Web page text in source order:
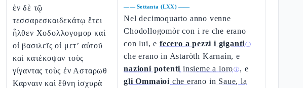
ἐν δὲ τῷ
τεσσαρεσκαιδεκάτῳ ἔτει
ἦλθεν Χοδολλογομορ καὶ
οἱ βασιλεῖς οἱ μετ’ αὐτοῦ
καὶ κατέκοψαν τοὺς
γίγαντας τοὺς ἐν Ασταρωθ
Καρναιν καὶ ἔθνη ἰσχυρὰ
——Settanta (LXX)——
Nel decimoquarto anno venne
Chodollogomòr con i re che erano
con lui, efecero a pezzi i gigantiⓘ
che erano in Astaròth Karnaìn, e
nazioni potenti insieme a loroⓘ, e
gli Ommaìoi che erano in Saue, la